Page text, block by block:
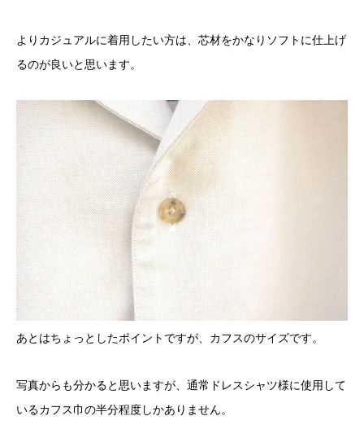
よりカジュアルに着用したい方は、芯材をかなりソフトに仕上げ
るのが良いと思います。
あとはちょっとしたポイントですが、カフスのサイズです。
写真からも分かると思いますが、通常ドレスシャツ様に使用して
いるカフス巾の半分程度しかありません。